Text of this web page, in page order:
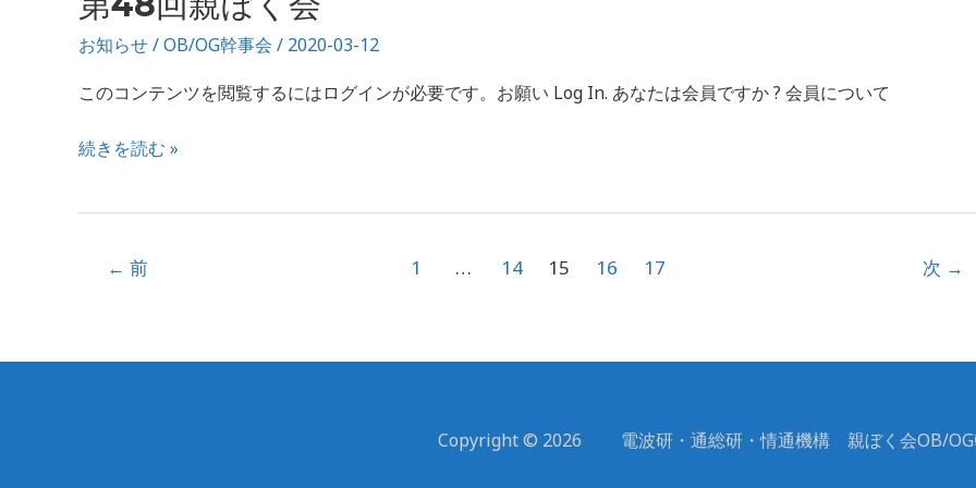
典
お知らせ/OB/OG幹事会 / 2020-03-12
このコンテンツを閲覧するにはログインが必要です。お願い Log In. あなたは会員ですか ? 会員について
48
回
親
く
続きを読む »
← 前 1 … 14 15 16 17 次 →
Copyright © 2026 電波研・通総研・情通機構 親ぼく会OB/OG